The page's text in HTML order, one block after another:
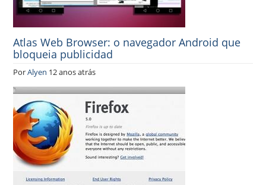
Atlas Web Browser: o navegador Android que
bloqueia publicidad
PorAlyen 12 anos atrás